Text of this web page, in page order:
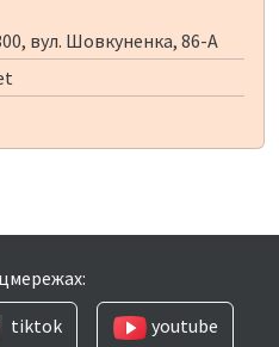
вул. Шовкуненка, 86-А
tiktok youtube